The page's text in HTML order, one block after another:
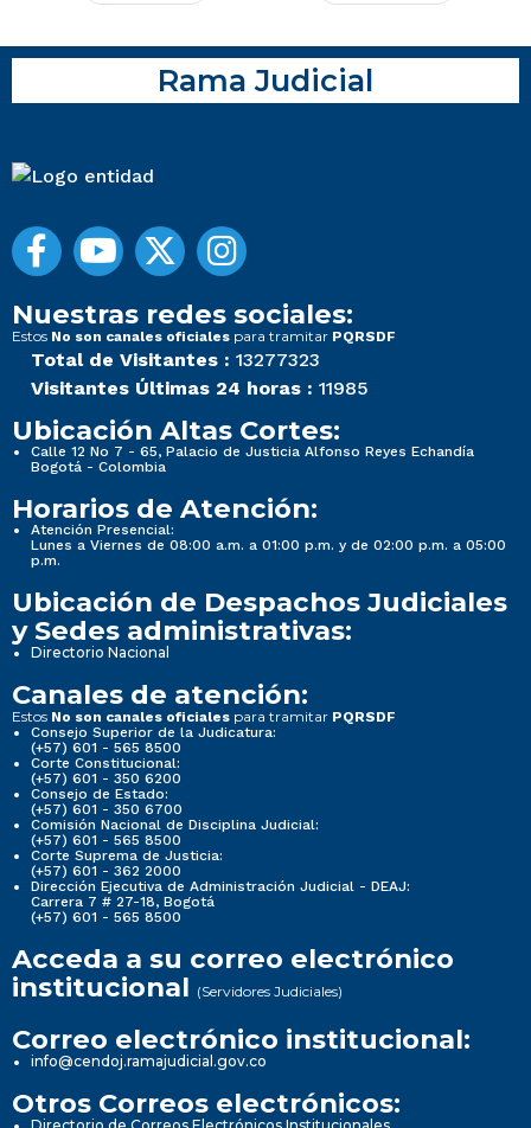
Rama Judicial
Nuestras redes sociales:
Estos No son canales oficiales para tramitar PQRSDF
Total de Visitantes : 13277323
Visitantes Últimas 24 horas : 11985
Ubicación Altas Cortes:
Calle 12 No 7 - 65, Palacio de Justicia Alfonso Reyes Echandía
Bogotá - Colombia
Horarios de Atención:
Atención Presencial:
Lunes a Viernes de 08:00 a.m. a 01:00 p.m. y de 02:00 p.m. a 05:00
p.m.
Ubicación de Despachos Judiciales
y Sedes administrativas:
Directorio Nacional
Canales de atención:
Estos No son canales oficiales para tramitar PQRSDF
Consejo Superior de la Judicatura:
(+57) 601 - 565 8500
Corte Constitucional:
(+57) 601 - 350 6200
Consejo de Estado:
(+57) 601 - 350 6700
Comisión Nacional de Disciplina Judicial:
(+57) 601 - 565 8500
Corte Suprema de Justicia:
(+57) 601 - 362 2000
Dirección Ejecutiva de Administración Judicial - DEAJ:
Carrera 7 # 27-18, Bogotá
(+57) 601 - 565 8500
Acceda a su correo electrónico
institucional (Servidores Judiciales)
Correo electrónico institucional:
info@cendoj.ramajudicial.gov.co
Otros Correos electrónicos: